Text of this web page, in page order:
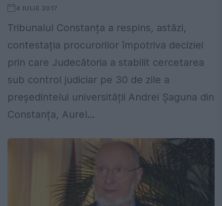
4 IULIE 2017
Tribunalul Constanța a respins, astăzi,
contestația procurorilor împotriva deciziei
prin care Judecătoria a stabilit cercetarea
sub control judiciar pe 30 de zile a
președintelui universității Andrei Șaguna din
Constanța, Aurel...